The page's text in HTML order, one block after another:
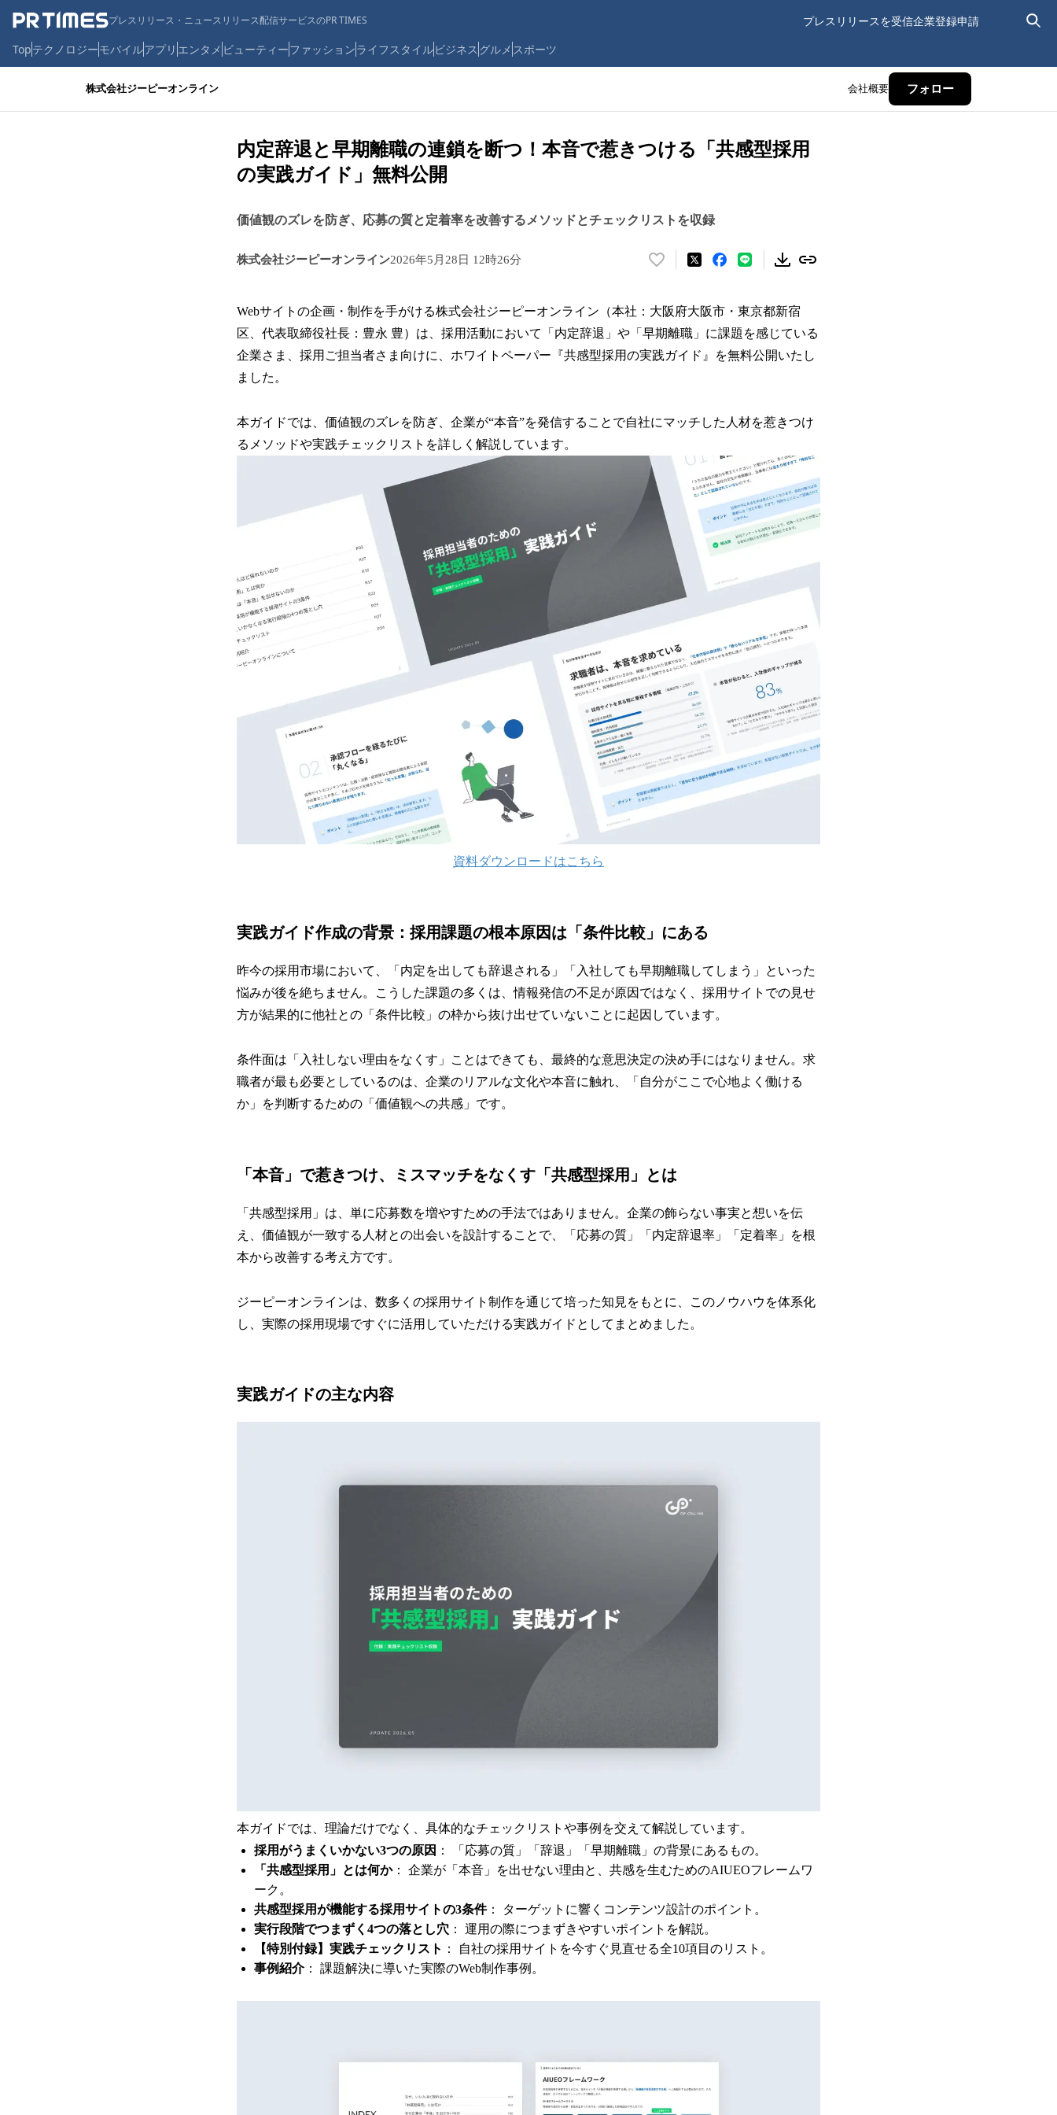
プレスリリース・ニュースリリース配信サービスのPR TIMES プレスリリースを受信企業登録申請
Topテクノロジーモバイルアプリ エンタメ ビューティーファッションライフスタイルビジネス グルメ スポーツ
株式会社ジーピーオンライン 会社概要 フォロー
内定辞退と早期離職の連鎖を断つ！本音で惹きつける「共感型採用
の実践ガイド」無料公開
価値観のズレを防ぎ、応募の質と定着率を改善するメソッドとチェックリストを収録
株式会社ジーピーオンライン2026年5月28日 12時26分
い
！
数
を
み
Webサイトの企画・制作を手がける株式会社ジーピーオンライン（本社：大阪府大阪市・東京都新宿
区、代表取締役社長：豊永 豊）は、採用活動において「内定辞退」や「早期離職」に課題を感じている
企業さま、採用ご担当者さま向けに、ホワイトペーパー『共感型採用の実践ガイド』を無料公開いたし
ました。
本ガイドでは、価値観のズレを防ぎ、企業が“本音”を発信することで自社にマッチした人材を惹きつけ
るメソッドや実践チェックリストを詳しく解説しています。
資料ダウンロードはこちら
実践ガイド作成の背景：採用課題の根本原因は「条件比較」にある
昨今の採用市場において、「内定を出しても辞退される」「入社しても早期離職してしまう」といった
悩みが後を絶ちません。こうした課題の多くは、情報発信の不足が原因ではなく、採用サイトでの見せ
方が結果的に他社との「条件比較」の枠から抜け出せていないことに起因しています。
条件面は「入社しない理由をなくす」ことはできても、最終的な意思決定の決め手にはなりません。求
職者が最も必要としているのは、企業のリアルな文化や本音に触れ、「自分がここで心地よく働ける
か」を判断するための「価値観への共感」です。
「本音」で惹きつけ、ミスマッチをなくす「共感型採用」とは
「共感型採用」は、単に応募数を増やすための手法ではありません。企業の飾らない事実と想いを伝
え、価値観が一致する人材との出会いを設計することで、「応募の質」「内定辞退率」「定着率」を根
本から改善する考え方です。
ジーピーオンラインは、数多くの採用サイト制作を通じて培った知見をもとに、このノウハウを体系化
し、実際の採用現場ですぐに活用していただける実践ガイドとしてまとめました。
実践ガイドの主な内容
本ガイドでは、理論だけでなく、具体的なチェックリストや事例を交えて解説しています。
採用がうまくいかない3つの原因 ： 「応募の質」「辞退」「早期離職」の背景にあるもの。
「共感型採用」とは何か： 企業が「本音」を出せない理由と、共感を生むためのAIUEOフレームワ
ーク。
共感型採用が機能する採用サイトの3条件： ターゲットに響くコンテンツ設計のポイント。
実行段階でつまずく4つの落とし穴 ： 運用の際につまずきやすいポイントを解説。
【特別付録】実践チェックリスト ： 自社の採用サイトを今すぐ見直せる全10項目のリスト。
事例紹介： 課題解決に導いた実際のWeb制作事例。